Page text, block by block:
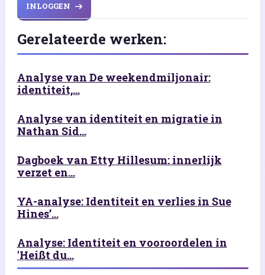
INLOGGEN
Gerelateerde werken:
Analyse van De weekendmiljonair:
identiteit,...
Analyse van identiteit en migratie in
Nathan Sid...
Dagboek van Etty Hillesum: innerlijk
verzet en...
YA-analyse: Identiteit en verlies in Sue
Hines’...
Analyse: Identiteit en vooroordelen in
'Heißt du...